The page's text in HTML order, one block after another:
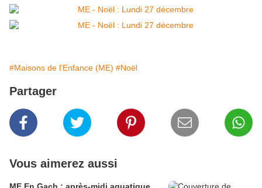
#Maisons de l'Enfance (ME) #Noël
Partager
Vous aimerez aussi